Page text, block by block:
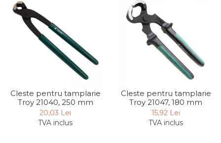
Rafturi
Baterii & Acumulatori
Baterii AAA
Lanterne
Proiectoare
Cleste pentru tamplarie
Troy 21040, 250 mm
20,03 Lei
TVA inclus
Cleste pentru tamplarie
Troy 21047, 180 mm
15,92 Lei
TVA inclus